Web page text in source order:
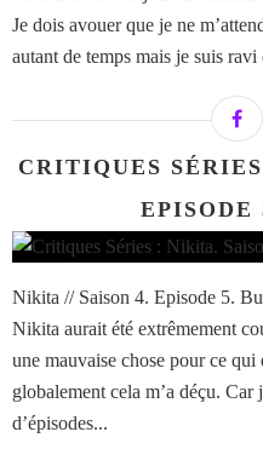
Je dois avouer que je ne
autant de temps mais je suis
CRITIQUES
EPISODE
Nikita // Saison 4. Episode 5.
Nikita aurait été extrêmement
une mauvaise chose pour ce
globalement cela m’a déçu. Car
d’épisodes...